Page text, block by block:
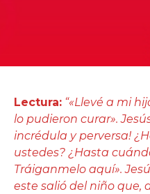
Lectura: “«Llevé a mi
lo pudieron curar».
incrédula y perversa!
ustedes? ¿Hasta
Tráiganmelo aquí».
este salió del niño que,